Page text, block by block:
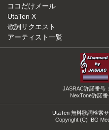
ココだけメール
UtaTen X
歌詞リクエスト
アーティスト一覧
JASRAC許諾番号
NexTone許諾
UtaTen 無料歌詞検索
Copyright (C) IBG